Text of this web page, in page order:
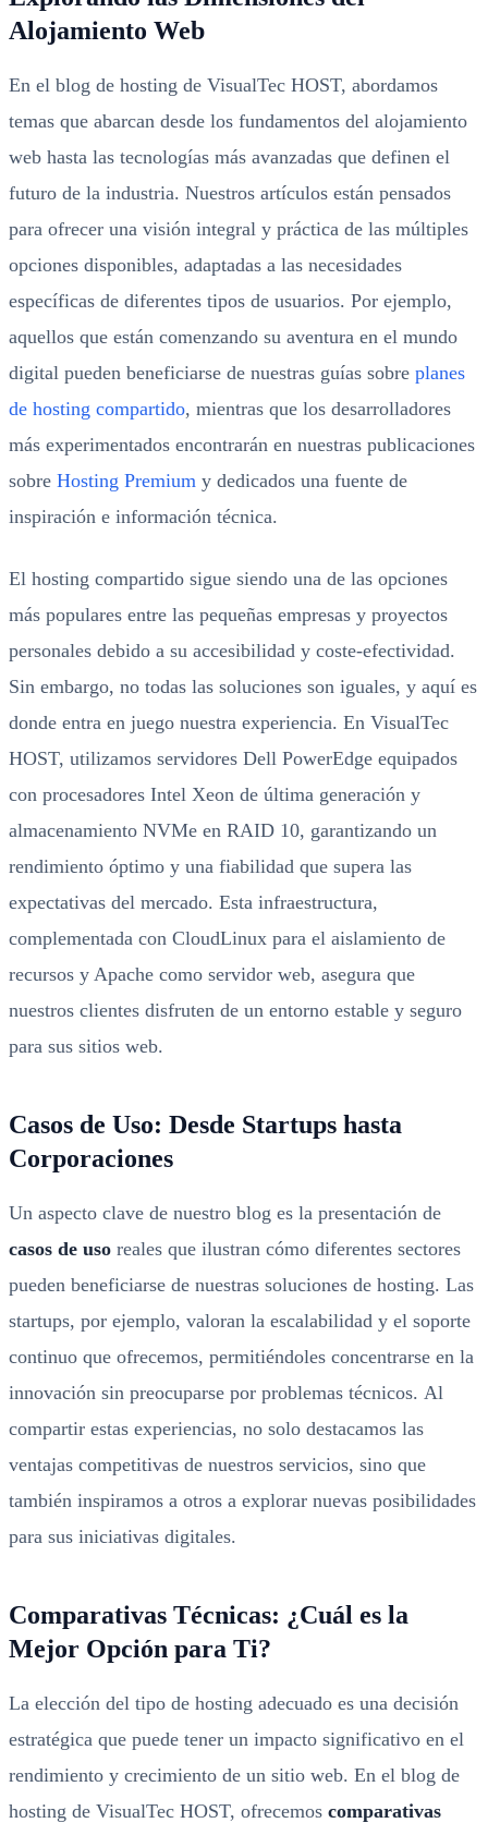
Alojamiento Web
En el blog de hosting de VisualTec HOST, abordamos
temas que abarcan desde los fundamentos del alojamiento
web hasta las tecnologías más avanzadas que definen el
futuro de la industria. Nuestros artículos están pensados
para ofrecer una visión integral y práctica de las múltiples
opciones disponibles, adaptadas a las necesidades
específicas de diferentes tipos de usuarios. Por ejemplo,
aquellos que están comenzando su aventura en el mundo
digital pueden beneficiarse de nuestras guías sobre planes
de hosting compartido, mientras que los desarrolladores
más experimentados encontrarán en nuestras publicaciones
sobre Hosting Premium y dedicados una fuente de
inspiración e información técnica.
El hosting compartido sigue siendo una de las opciones
más populares entre las pequeñas empresas y proyectos
personales debido a su accesibilidad y coste-efectividad.
Sin embargo, no todas las soluciones son iguales, y aquí es
donde entra en juego nuestra experiencia. En VisualTec
HOST, utilizamos servidores Dell PowerEdge equipados
con procesadores Intel Xeon de última generación y
almacenamiento NVMe en RAID 10, garantizando un
rendimiento óptimo y una fiabilidad que supera las
expectativas del mercado. Esta infraestructura,
complementada con CloudLinux para el aislamiento de
recursos y Apache como servidor web, asegura que
nuestros clientes disfruten de un entorno estable y seguro
para sus sitios web.
Casos de Uso: Desde Startups hasta
Corporaciones
Un aspecto clave de nuestro blog es la presentación de
casos de uso reales que ilustran cómo diferentes sectores
pueden beneficiarse de nuestras soluciones de hosting. Las
startups, por ejemplo, valoran la escalabilidad y el soporte
continuo que ofrecemos, permitiéndoles concentrarse en la
innovación sin preocuparse por problemas técnicos. Al
compartir estas experiencias, no solo destacamos las
ventajas competitivas de nuestros servicios, sino que
también inspiramos a otros a explorar nuevas posibilidades
para sus iniciativas digitales.
Comparativas Técnicas: ¿Cuál es la
Mejor Opción para Ti?
La elección del tipo de hosting adecuado es una decisión
estratégica que puede tener un impacto significativo en el
rendimiento y crecimiento de un sitio web. En el blog de
hosting de VisualTec HOST, ofrecemos comparativas